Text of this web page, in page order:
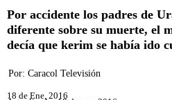
Por accidente los padres de
diferente sobre su muerte, el
decía que kerim se había ido
Por: Caracol Televisión
18 de Ene, 2016